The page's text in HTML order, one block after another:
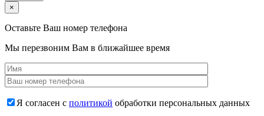
×
Оставьте Ваш номер телефона
Мы перезвоним Вам в ближайшее время
Я согласен с политикой обработки персональных данных